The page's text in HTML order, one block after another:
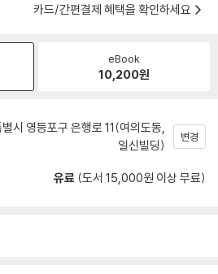
카드/간편결제 혜택을 확인하세요
eBook
10,200원
시 영등포구 은행로 11(여의도동,
일신빌딩)
변경
유료 (도서 15,000원 이상 무료)